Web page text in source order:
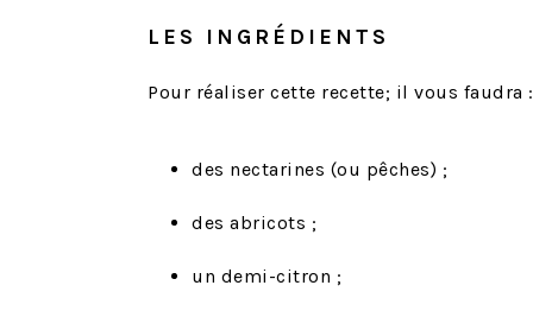
LES INGRÉDIENTS
Pour réaliser cette recette; il vous faudra :
des nectarines (ou pêches) ;
des abricots ;
un demi-citron ;